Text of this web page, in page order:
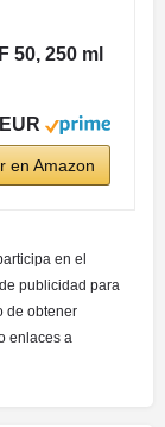
50, 250 ml
en Amazon
en el
publicidad para
de obtener
enlaces a